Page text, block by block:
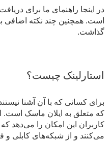
در اینجا راهنمای ما برای
است. همچنین چند نکته اضافی
گذاشت.
استارلینک چیست؟
برای کسانی که با آن آشنا
که متعلق به ایلان ماسک است.
کاربران این امکان را می‌دهد
می‌کنند و از شبکه‌های کابلی و